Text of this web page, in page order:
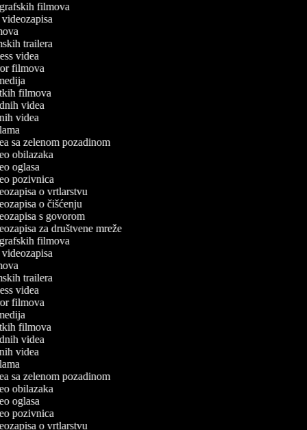
filmova
videozapisa
trailera
videa
filmova
filmova
videa
videa
sa zelenom pozadinom
obilazaka
oglasa
pozivnica
o vrtlarstvu
o čišćenju
s govorom
za društvene mreže
filmova
videozapisa
trailera
videa
filmova
filmova
videa
videa
sa zelenom pozadinom
obilazaka
oglasa
pozivnica
o vrtlarstvu